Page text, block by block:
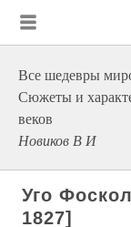
Все шедевры
Сюжеты и
веков
Новиков В И
Уго
1827]